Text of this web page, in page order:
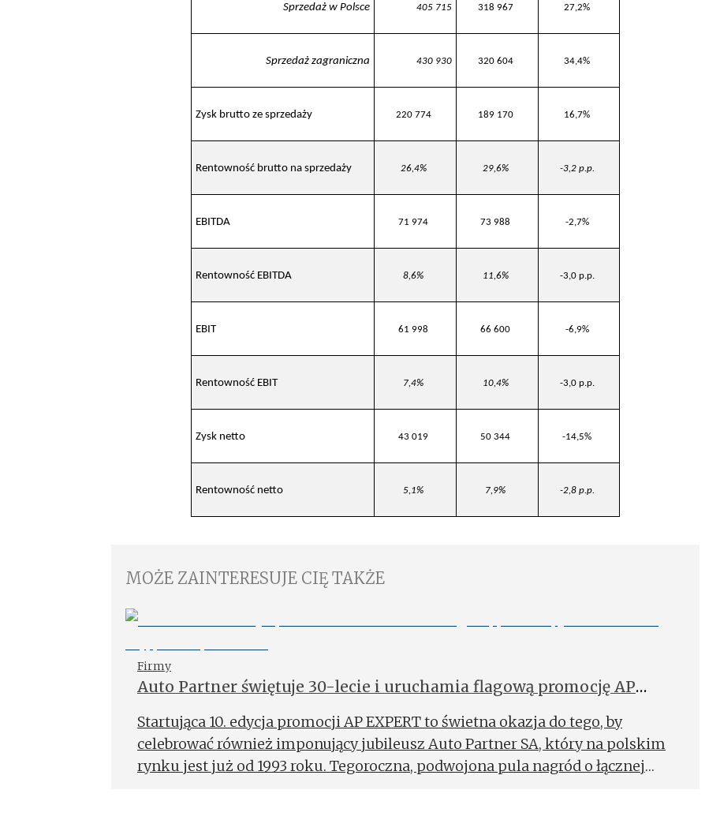
Sprzedaż w Polsce 405 715 318 967 27,2%
Sprzedaż zagraniczna 430 930 320 604 34,4%
Zysk brutto ze sprzedaży 220 774 189 170 16,7%
Rentowność brutto na sprzedaży 26,4% 29,6% -3,2 p.p.
EBITDA 71 974 73 988 -2,7%
Rentowność EBITDA 8,6% 11,6% -3,0 p.p.
EBIT 61 998 66 600 -6,9%
Rentowność EBIT 7,4% 10,4% -3,0 p.p.
Zysk netto 43 019 50 344 -14,5%
Rentowność netto 5,1% 7,9% -2,8 p.p.
MOŻE ZAINTERESUJE CIĘ TAKŻE
Firmy
Auto Partner świętuje 30-lecie i uruchamia flagową promocję AP
Startująca 10. edycja promocji AP EXPERT to świetna okazja do tego, by
celebrować również imponujący jubileusz Auto Partner SA, który na polskim
rynku jest już od 1993 roku. Tegoroczna, podwojona pula nagród o łącznej